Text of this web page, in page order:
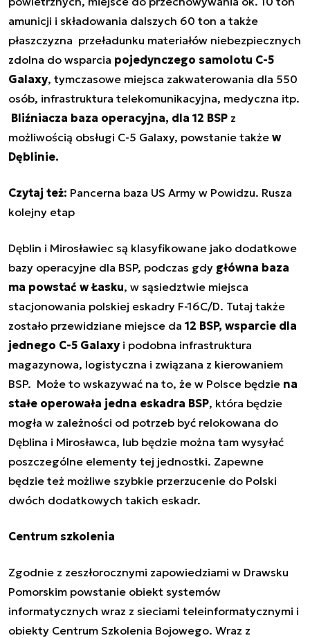
amunicji i składowania dalszych 60 ton a także
płaszczyzna przeładunku materiałów niebezpiecznych
zdolna do wsparcia pojedynczego samolotu C-5
Galaxy, tymczasowe miejsca zakwaterowania dla 550
osób, infrastruktura telekomunikacyjna, medyczna itp.
Bliźniacza baza operacyjna, dla 12 BSP z
możliwością obsługi C-5 Galaxy, powstanie także w
Dęblinie.
Czytaj też: Pancerna baza US Army w Powidzu. Rusza
kolejny etap
Dęblin i Mirosławiec są klasyfikowane jako dodatkowe
bazy operacyjne dla BSP, podczas gdy główna baza
ma powstać w Łasku, w sąsiedztwie miejsca
stacjonowania polskiej eskadry F-16C/D. Tutaj także
zostało przewidziane miejsce da 12 BSP, wsparcie dla
jednego C-5 Galaxyi podobna infrastruktura
magazynowa, logistyczna i związana z kierowaniem
BSP. Może to wskazywać na to, że w Polsce będzie na
stałe operowała jedna eskadra BSP, która będzie
mogła w zależności od potrzeb być relokowana do
Dęblina i Mirosławca, lub będzie można tam wysyłać
poszczególne elementy tej jednostki. Zapewne
będzie też możliwe szybkie przerzucenie do Polski
dwóch dodatkowych takich eskadr.
Centrum szkolenia
Zgodnie z zeszłorocznymi zapowiedziami w Drawsku
Pomorskim powstanie obiekt systemów
informatycznych wraz z sieciami teleinformatycznymi i
obiekty Centrum Szkolenia Bojowego. Wraz z